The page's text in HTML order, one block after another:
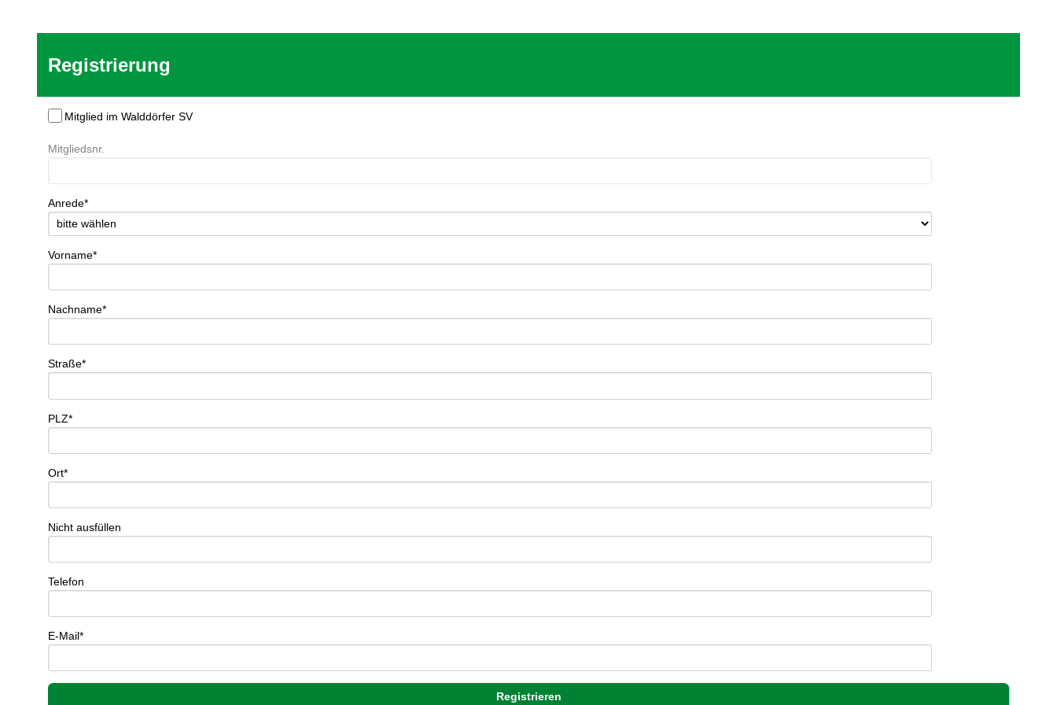
Registrierung
Mitglied im Walddörfer SV
Mitgliedsnr.
Anrede*
Vorname*
Nachname*
Straße*
PLZ*
Ort*
Nicht ausfüllen
Telefon
E-Mail*